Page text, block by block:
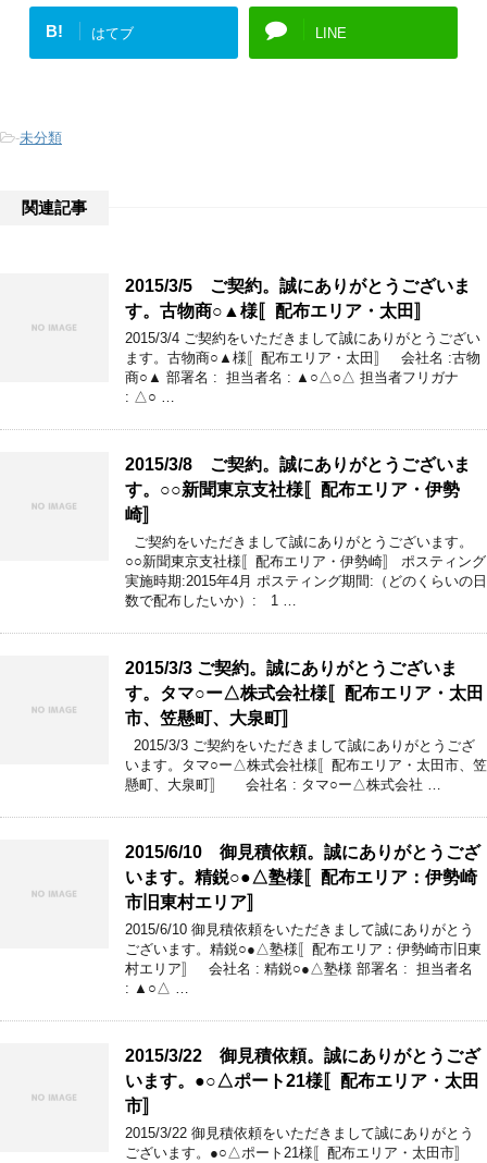
B! はてブ LINE
-未分類
関連記事
2015/3/5 ご契約。誠にありがとうございま
す。古物商○▲様〚配布エリア・太田〛
2015/3/4 ご契約をいただきまして誠にありがとうござい
ます。古物商○▲様〚配布エリア・太田〛 会社名 :古物
商○▲ 部署名 : 担当者名 : ▲○△○△ 担当者フリガナ
: △○ …
2015/3/8 ご契約。誠にありがとうございま
す。○○新聞東京支社様〚配布エリア・伊勢
崎〛
ご契約をいただきまして誠にありがとうございます。
○○新聞東京支社様〚配布エリア・伊勢崎〛 ポスティング
実施時期:2015年4月 ポスティング期間:（どのくらいの日
数で配布したいか）: 1 …
2015/3/3 ご契約。誠にありがとうございま
す。タマ○ー△株式会社様〚配布エリア・太田
市、笠懸町、大泉町〛
2015/3/3 ご契約をいただきまして誠にありがとうござ
います。タマ○ー△株式会社様〚配布エリア・太田市、笠
懸町、大泉町〛 会社名 : タマ○ー△株式会社 …
2015/6/10 御見積依頼。誠にありがとうござ
います。精鋭○●△塾様〚配布エリア：伊勢崎
市旧東村エリア〛
2015/6/10 御見積依頼をいただきまして誠にありがとう
ございます。精鋭○●△塾様〚配布エリア：伊勢崎市旧東
村エリア〛 会社名 : 精鋭○●△塾様 部署名 : 担当者名
: ▲○△ …
2015/3/22 御見積依頼。誠にありがとうござ
います。●○△ポート21様〚配布エリア・太田
市〛
2015/3/22 御見積依頼をいただきまして誠にありがとう
ございます。●○△ポート21様〚配布エリア・太田市〛